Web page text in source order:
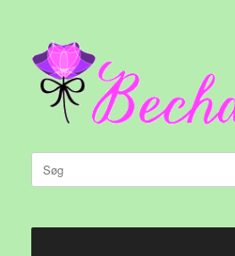
Søg
efter: